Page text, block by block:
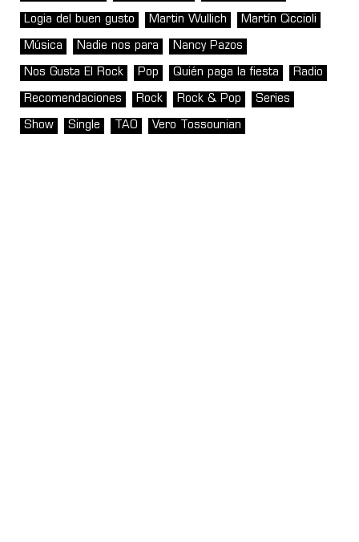
Logia del buen gusto Martin Wullich Martín Ciccioli
Música Nadie nos para Nancy Pazos
Nos Gusta El Rock Pop Quién paga la fiesta Radio
Recomendaciones Rock Rock & Pop Series
Show Single TAO Vero Tossounian